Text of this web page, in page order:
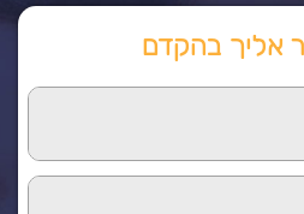
אליך בהקדם